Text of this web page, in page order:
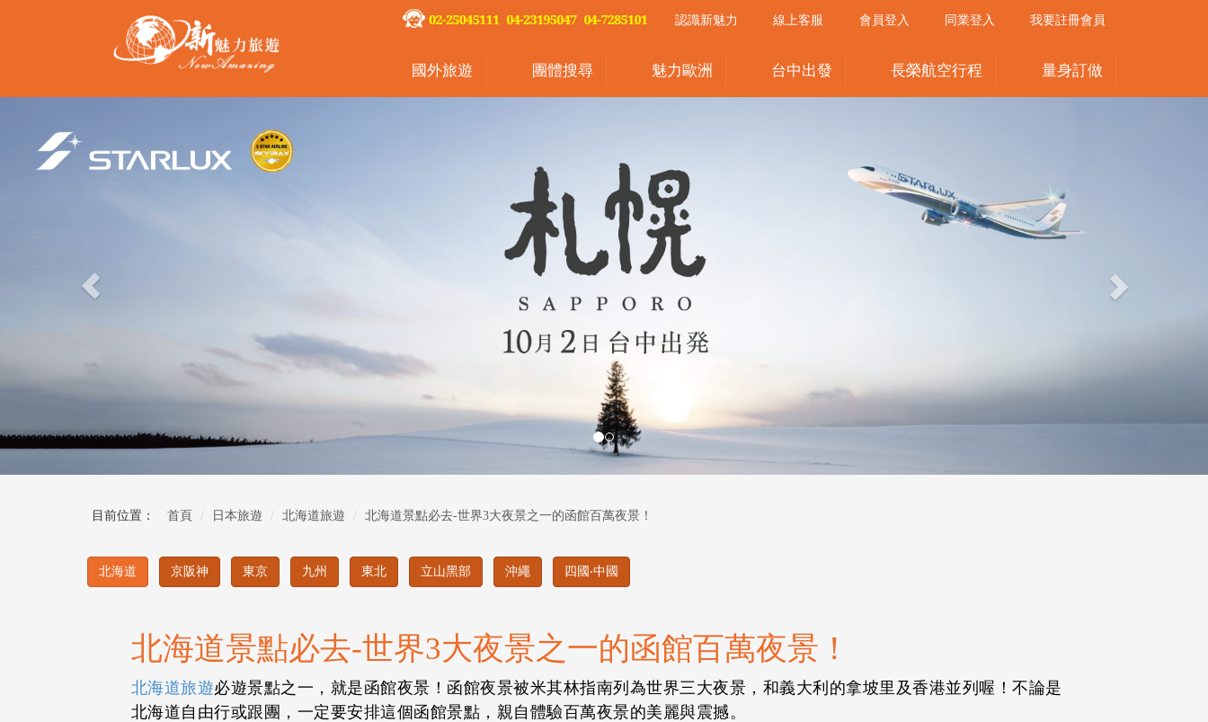
國外旅遊 團體搜尋 魅力歐洲 台中出發 長榮航空行程 量身訂做
認識新魅力 線上客服 會員登入 同業登入 我要註冊會員
目前位置： 首頁 日本旅遊 北海道旅遊 北海道景點必去-世界3大夜景之一的函館百萬夜景！
北海道 京阪神 東京 九州 東北 立山黑部 沖繩 四國‧中國
北海道景點必去-世界3大夜景之一的函館百萬夜景！
北海道旅遊必遊景點之一，就是函館夜景！函館夜景被米其林指南列為世界三大夜景，和義大利的拿坡里及香港並列喔！不論是
北海道自由行或跟團，一定要安排這個函館景點，親自體驗百萬夜景的美麗與震撼。